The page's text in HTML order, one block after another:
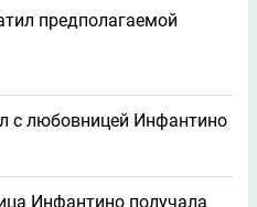
предполагаемой
с любовницей Инфантино
Инфантино получала